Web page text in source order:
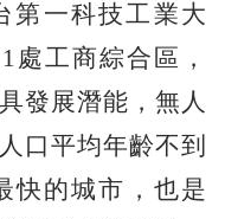
第一科技工業大
處工商綜合區，
發展潛能，無人
口平均年齡不到
快的城市，也是